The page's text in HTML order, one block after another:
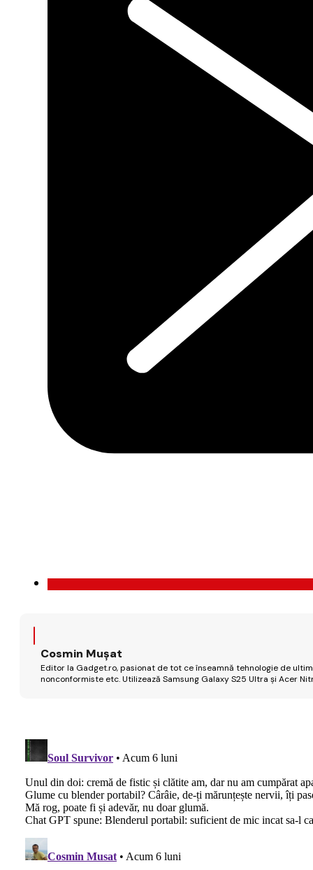
Cosmin Mușat
Editor la Gadget.ro, pasionat de tot ce înseamnă tehnologie de
nonconformiste etc. Utilizează Samsung Galaxy S25 Ultra și Acer